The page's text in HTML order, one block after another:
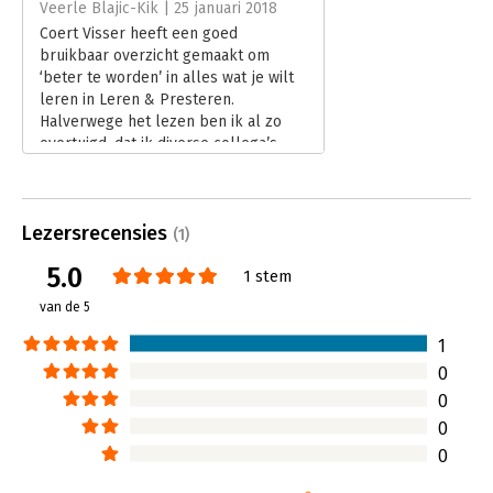
coerftvisser50@gmail.com.
Hoofdrubriek: Persoonlijke effectiviteit
Veerle Blajic-Kik | 25 januari 2018
Coert Visser heeft een goed
bruikbaar overzicht gemaakt om
‘beter te worden’ in alles wat je wilt
leren in Leren & Presteren.
Halverwege het lezen ben ik al zo
overtuigd, dat ik diverse collega’s
Lezersrecensies (1)
5.0
van de 5
1 stem
1
0
0
0
0